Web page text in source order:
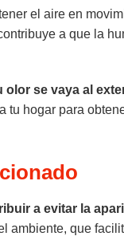
el aire en
a que la
olor se vaya al
tu hogar para
a evitar la
ambiente, que